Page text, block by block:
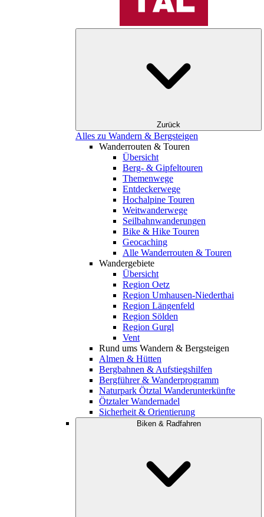
Zurück
Alles zu Wandern & Bergsteigen
Wanderrouten & Touren
Übersicht
Berg- & Gipfeltouren
Themenwege
Entdeckerwege
Hochalpine Touren
Weitwanderwege
Seilbahnwanderungen
Bike & Hike Touren
Geocaching
Alle Wanderrouten & Touren
Wandergebiete
Übersicht
Region Oetz
Region Umhausen-Niederthai
Region Längenfeld
Region Sölden
Region Gurgl
Vent
Rund ums Wandern & Bergsteigen
Almen & Hütten
Bergbahnen & Aufstiegshilfen
Bergführer & Wanderprogramm
Naturpark Ötztal Wanderunterkünfte
Ötztaler Wandernadel
Sicherheit & Orientierung
Biken & Radfahren